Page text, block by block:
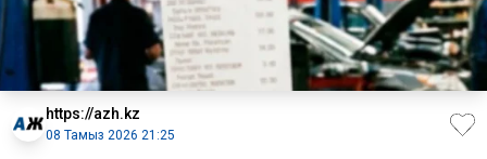
https://azh.kz
08 Тамыз 2026 21:25